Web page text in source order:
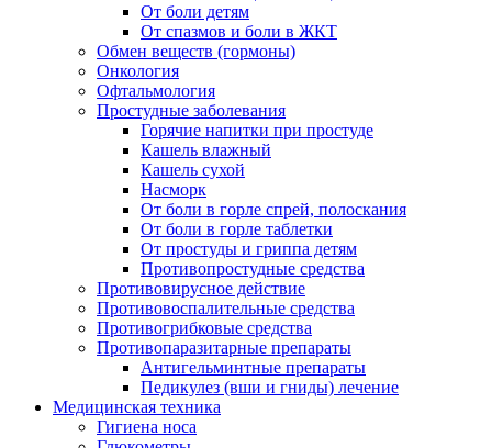
От боли детям
От спазмов и боли в ЖКТ
Обмен веществ (гормоны)
Онкология
Офтальмология
Простудные заболевания
Горячие напитки при простуде
Кашель влажный
Кашель сухой
Насморк
От боли в горле спрей, полоскания
От боли в горле таблетки
От простуды и гриппа детям
Противопростудные средства
Противовирусное действие
Противовоспалительные средства
Противогрибковые средства
Противопаразитарные препараты
Антигельминтные препараты
Педикулез (вши и гниды) лечение
Медицинская техника
Гигиена носа